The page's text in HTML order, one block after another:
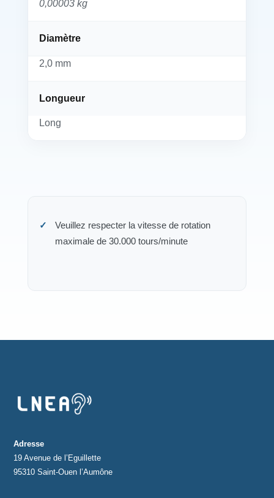
0,00003 kg
Diamètre
2,0 mm
Longueur
Long
Veuillez respecter la vitesse de rotation
maximale de 30.000 tours/minute
Adresse
19 Avenue de l’Eguillette
95310 Saint-Ouen l’Aumône